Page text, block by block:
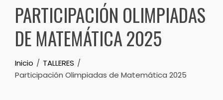
PARTICIPACIÓN OLIMPIADAS
DE MATEMÁTICA 2025
Inicio
TALLERES
Participación Olimpiadas de Matemática 2025